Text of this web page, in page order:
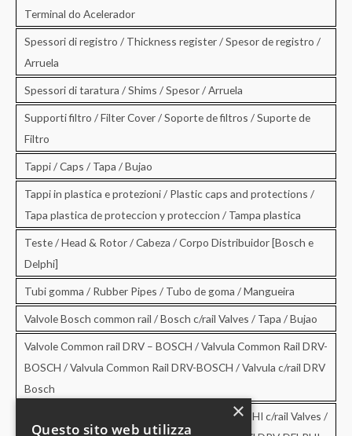
Terminal do Acelerador
Spessori di registro / Thickness register / Spesor de registro /
Arruela
Spessori di taratura / Shims / Spesor / Arruela
Supporti filtro / Filter Cover / Soporte de filtros / Suporte de
Filtro
Tappi / Caps / Tapa / Bujao
Tappi in plastica e protezioni / Plastic caps and protections /
Tapa plastica de proteccion y proteccion / Tampa plastica
Teste / Head & Rotor / Cabeza / Corpo Distribuidor [Bosch e
Delphi]
Tubi gomma / Rubber Pipes / Tubo de goma / Mangueira
Valvole Bosch common rail / Bosch c/rail Valves / Tapa / Bujao
Valvole Common rail DRV – BOSCH / Valvula Common Rail DRV-
BOSCH / Valvula Common Rail DRV-BOSCH / Valvula c/rail DRV
Bosch
Valvole Common rail DRV – DELPHI / DRV-DELPHI c/rail Valves /
×
Questo sito web utilizza